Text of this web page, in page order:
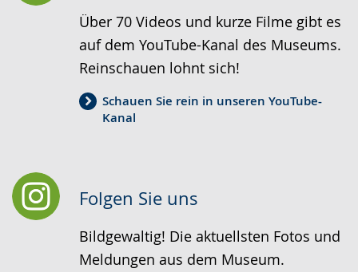
Über 70 Videos und kurze Filme gibt es
auf dem YouTube-Kanal des Museums.
Reinschauen lohnt sich!
Schauen Sie rein in unseren YouTube-
Kanal
Folgen Sie uns
Bildgewaltig! Die aktuellsten Fotos und
Meldungen aus dem Museum.